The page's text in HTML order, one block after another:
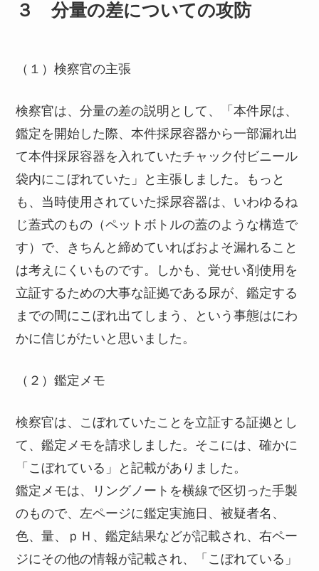
３ 分量の差についての攻防
（１）検察官の主張
検察官は、分量の差の説明として、「本件尿は、
鑑定を開始した際、本件採尿容器から一部漏れ出
て本件採尿容器を入れていたチャック付ビニール
袋内にこぼれていた」と主張しました。もっと
も、当時使用されていた採尿容器は、いわゆるね
じ蓋式のもの（ペットボトルの蓋のような構造で
す）で、きちんと締めていればおよそ漏れること
は考えにくいものです。しかも、覚せい剤使用を
立証するための大事な証拠である尿が、鑑定する
までの間にこぼれ出てしまう、という事態はにわ
かに信じがたいと思いました。
（２）鑑定メモ
検察官は、こぼれていたことを立証する証拠とし
て、鑑定メモを請求しました。そこには、確かに
「こぼれている」と記載がありました。
鑑定メモは、リングノートを横線で区切った手製
のもので、左ページに鑑定実施日、被疑者名、
色、量、ｐＨ、鑑定結果などが記載され、右ペー
ジにその他の情報が記載され、「こぼれている」